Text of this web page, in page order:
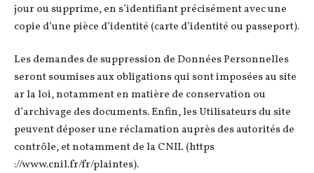
jour ou supprime, en s’identifiant précisément avec une
copie d’une pièce d’identité (carte d’identité ou passeport).
Les demandes de suppression de Données Personnelles
seront soumises aux obligations qui sont imposées au site
ar la loi, notamment en matière de conservation ou
d’archivage des documents. Enfin, les Utilisateurs du site
peuvent déposer une réclamation auprès des autorités de
contrôle, et notamment de la CNIL (https
://www.cnil.fr/fr/plaintes).